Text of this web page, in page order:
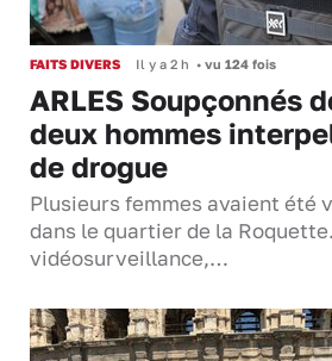
FAITS DIVERS Il y a 2 h • vu 124 fois
ARLES Soupçonnés
deux hommes
de drogue
Plusieurs femmes avaient été
dans le quartier de la
vidéosurveillance,…